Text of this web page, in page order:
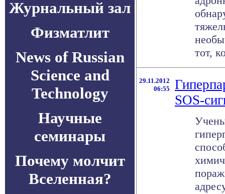
Журнальный зал
Физматлит
News of Russian
Science and
Technology
Научные
семинары
Почему молчит
Вселенная?
тот,
29.11.2012
06:55
SOS-